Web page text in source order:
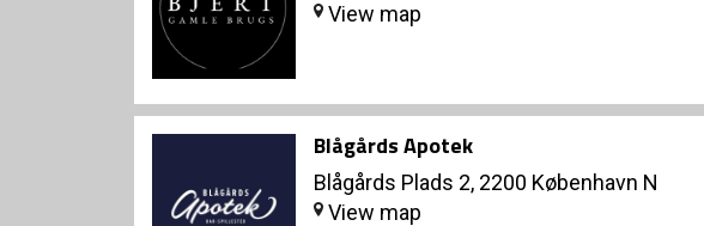
View map
Blågårds Apotek
Blågårds Plads 2, 2200 København N
View map